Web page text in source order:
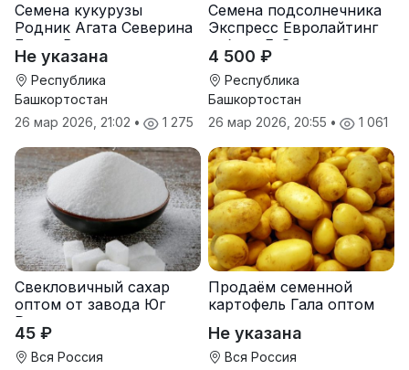
Семена кукурузы
Родник Агата Северина
Берта Вилора
Прохладненский Дарина
Росс Машук Катерина
Не указана
Республика
Башкортостан
26 мар 2026, 21:02 • 1 275
Семена подсолнечника
Экспресс Евролайтинг
гибрид F-G+
4 500 ₽
Республика
Башкортостан
26 мар 2026, 20:55 • 1 061
Свекловичный сахар
оптом от завода Юг
Руси
45 ₽
Вся Россия
Продаём семенной
картофель Гала оптом
Не указана
Вся Россия